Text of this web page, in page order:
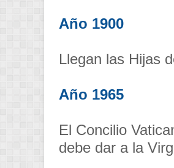
Año 1900
Llegan las Hijas
Año 1965
El Concilio
debe dar a la